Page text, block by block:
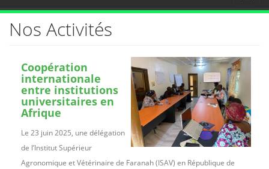
Nos Activités
Coopération
internationale
entre institutions
universitaires en
Afrique
Le 23 juin 2025, une délégation
de l’Institut Supérieur
Agronomique et Vétérinaire de Faranah (ISAV) en République de